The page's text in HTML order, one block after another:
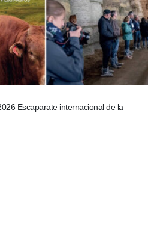
Escaparate internacional de la